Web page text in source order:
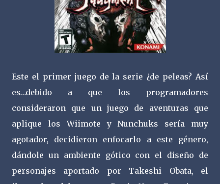
Este el primer juego de la serie ¿de peleas? Así
es…debido a que los programadores
consideraron que un juego de aventuras que
aplique los Wiimote y Nunchuks sería muy
agotador, decidieron enfocarlo a este género,
dándole un ambiente gótico con el diseño de
personajes aportado por Takeshi Obata, el